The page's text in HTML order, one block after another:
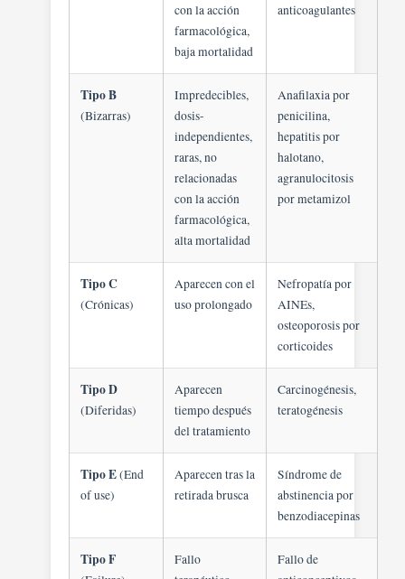
con la acción
farmacológica,
baja mortalidad
anticoagulantes
Tipo B
(Bizarras)
Impredecibles,
dosis-
independientes,
raras, no
relacionadas
con la acción
farmacológica,
alta mortalidad
Anafilaxia por
penicilina,
hepatitis por
halotano,
agranulocitosis
por metamizol
Tipo C
(Crónicas)
Aparecen con el
uso prolongado
Nefropatía por
AINEs,
osteoporosis por
corticoides
Tipo D
(Diferidas)
Aparecen
tiempo después
del tratamiento
Carcinogénesis,
teratogénesis
Tipo E(End
of use)
Aparecen tras la
retirada brusca
Síndrome de
abstinencia por
benzodiacepinas
Tipo F
Fallo
Fallo de